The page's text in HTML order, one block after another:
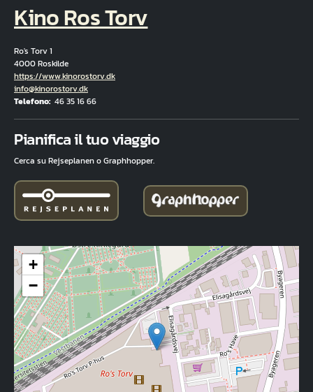
Kino Ros Torv
Ro's Torv 1
4000 Roskilde
Hjemmeside
https://www.kinorostorv.dk
E-mail
info@kinorostorv.dk
Telefono 46 35 16 66
Pianifica il tuo viaggio
Cerca su Rejseplanen o Graphhopper.
+
−